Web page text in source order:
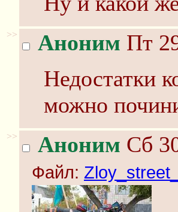
>> Аноним Пт
Недостатки
можно
>> Аноним Сб
Файл: